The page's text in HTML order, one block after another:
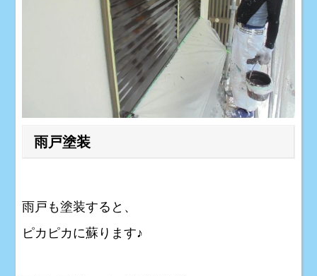
雨戸塗装
雨戸も塗装すると、
ピカピカに蘇ります♪